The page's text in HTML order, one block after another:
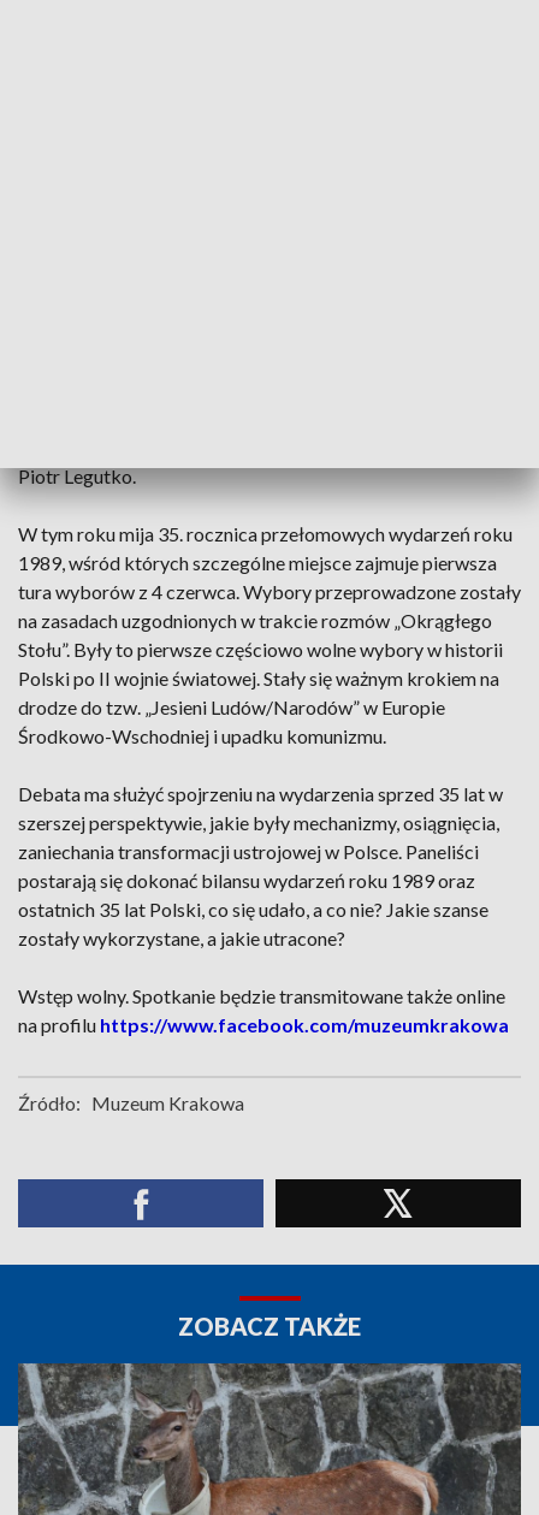
Piotr Legutko.
W tym roku mija 35. rocznica przełomowych wydarzeń roku
1989, wśród których szczególne miejsce zajmuje pierwsza
tura wyborów z 4 czerwca. Wybory przeprowadzone zostały
na zasadach uzgodnionych w trakcie rozmów „Okrągłego
Stołu”. Były to pierwsze częściowo wolne wybory w historii
Polski po II wojnie światowej. Stały się ważnym krokiem na
drodze do tzw. „Jesieni Ludów/Narodów” w Europie
Środkowo-Wschodniej i upadku komunizmu.
Debata ma służyć spojrzeniu na wydarzenia sprzed 35 lat w
szerszej perspektywie, jakie były mechanizmy, osiągnięcia,
zaniechania transformacji ustrojowej w Polsce. Paneliści
postarają się dokonać bilansu wydarzeń roku 1989 oraz
ostatnich 35 lat Polski, co się udało, a co nie? Jakie szanse
zostały wykorzystane, a jakie utracone?
Wstęp wolny. Spotkanie będzie transmitowane także online
na profilu https://www.facebook.com/muzeumkrakowa
Źródło: Muzeum Krakowa
ZOBACZ TAKŻE